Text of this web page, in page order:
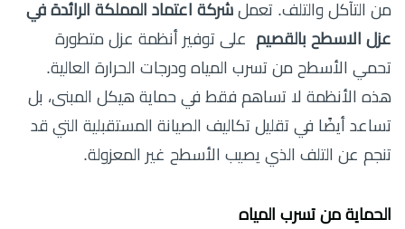
من التآكل والتلف. تعمل شركة اعتماد المملكة الرائدة في
عزل الاسطح بالقصيم
على توفير أنظمة عزل متطورة
تحمي الأسطح من تسرب المياه ودرجات الحرارة العالية.
هذه الأنظمة لا تساهم فقط في حماية هيكل المبنى، بل
تساعد أيضًا في تقليل تكاليف الصيانة المستقبلية التي قد
تنجم عن التلف الذي يصيب الأسطح غير المعزولة.
الحماية من تسرب المياه